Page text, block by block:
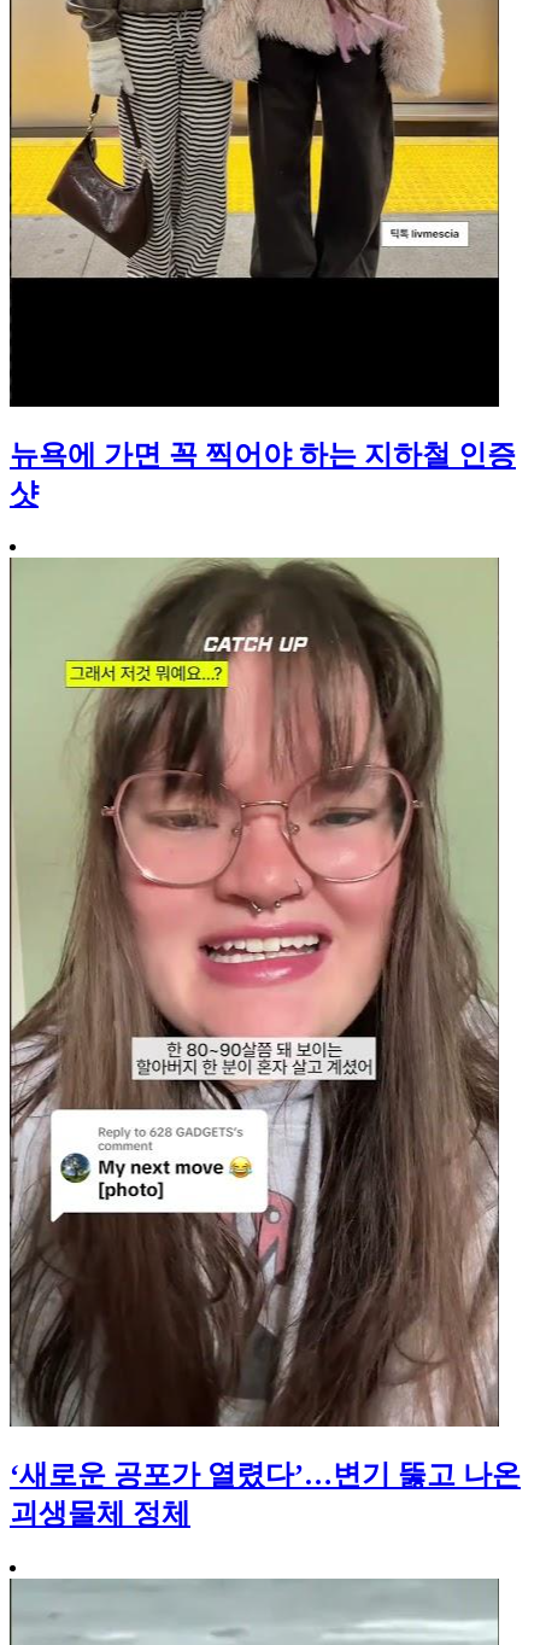
뉴욕에 가면 꼭 찍어야 하는 지하철 인증
샷
‘새로운 공포가 열렸다’…변기 뚫고 나온
괴생물체 정체